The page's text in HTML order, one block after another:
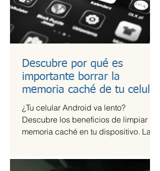
Descubre por qué es
importante borrar la
memoria caché de tu celular
¿Tu celular Android va lento?
Descubre los beneficios de limpiar la
memoria caché en tu dispositivo. La